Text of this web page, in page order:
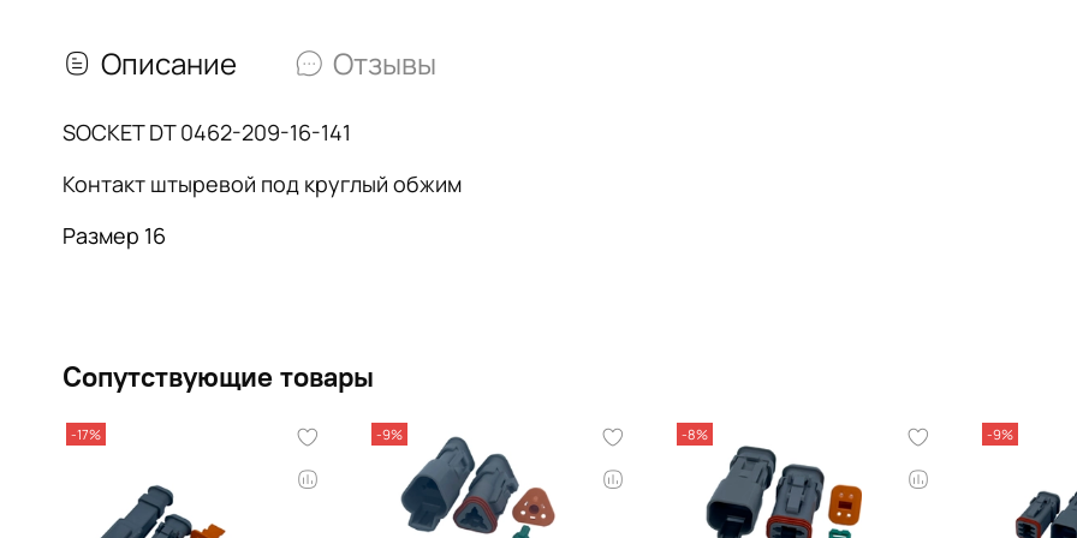
Описание Отзывы
SOCKET DT 0462-209-16-141
Контакт штыревой под круглый обжим
Размер 16
Сопутствующие товары
-17% -9% -8% -9%